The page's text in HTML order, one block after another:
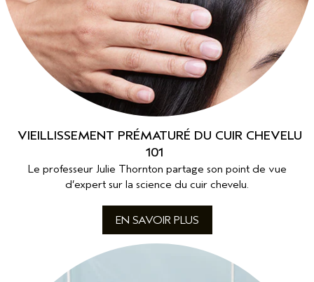
VIEILLISSEMENT PRÉMATURÉ DU CUIR CHEVELU
101
Le professeur Julie Thornton partage son point de vue
d’expert sur la science du cuir chevelu.
EN SAVOIR PLUS